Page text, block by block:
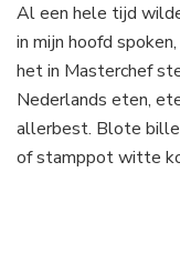
Al een hele tijd
in mijn hoofd
het in Masterchef
Nederlands eten,
allerbest. Blote
of stamppot witte